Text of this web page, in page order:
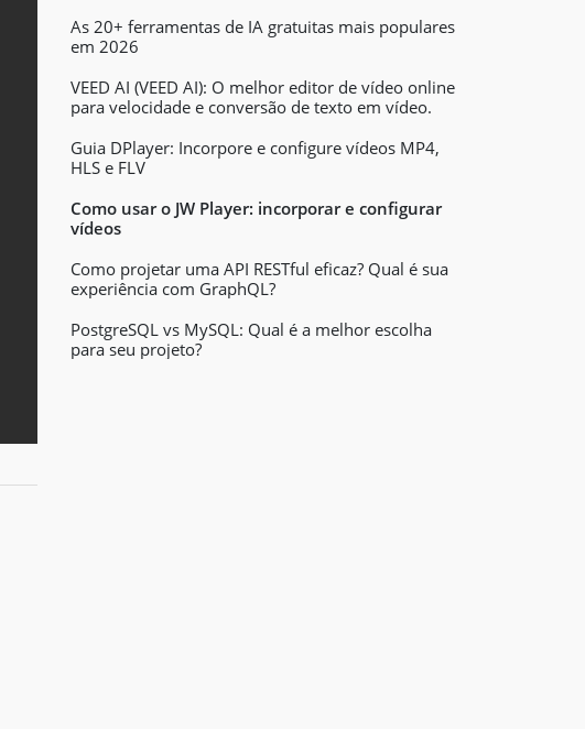
As 20+ ferramentas de IA gratuitas mais populares
em 2026
VEED AI (VEED AI): O melhor editor de vídeo online
para velocidade e conversão de texto em vídeo.
Guia DPlayer: Incorpore e configure vídeos MP4,
HLS e FLV
Como usar o JW Player: incorporar e configurar
vídeos
Como projetar uma API RESTful eficaz? Qual é sua
experiência com GraphQL?
PostgreSQL vs MySQL: Qual é a melhor escolha
para seu projeto?